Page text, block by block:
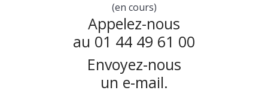
(en cours)
Appelez-nous
au 01 44 49 61 00
Envoyez-nous
un e-mail.